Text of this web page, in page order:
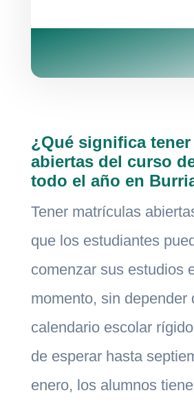
¿Qué significa
abiertas del curso
todo el año en
Tener matrículas
que los estudiantes
comenzar sus estudios
momento, sin depender
calendario escolar
de esperar hasta
enero, los alumnos